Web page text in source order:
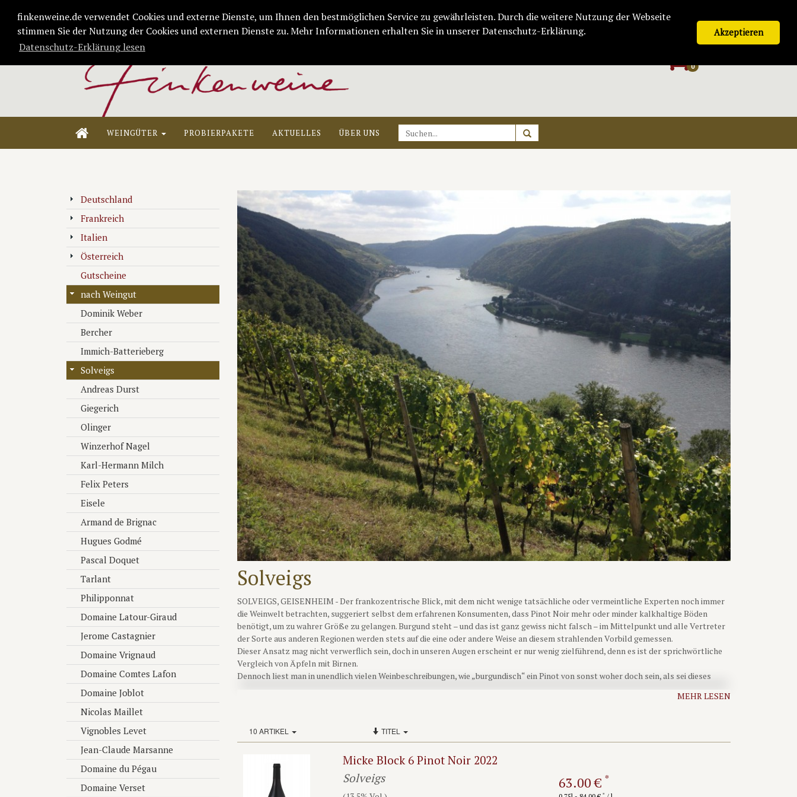
finkenweine.de verwendet Cookies und externe Dienste, um Ihnen den bestmöglichen Service zu gewährleisten. Durch die weitere Nutzung der Webseite
stimmen Sie der Nutzung der Cookies und externen Dienste zu. Mehr Informationen erhalten Sie in unserer Datenschutz-Erklärung.
Datenschutz-Erklärung lesen
Akzeptieren
Ihr Konto bei Finkenweine
0
WEINGÜTER PROBIERPAKETE AKTUELLES ÜBER UNS
Deutschland
Frankreich
Italien
Österreich
Gutscheine
nach Weingut
Dominik Weber
Bercher
Immich-Batterieberg
Solveigs
Andreas Durst
Giegerich
Olinger
Winzerhof Nagel
Karl-Hermann Milch
Felix Peters
Eisele
Armand de Brignac
Hugues Godmé
Pascal Doquet
Tarlant
Philipponnat
Domaine Latour-Giraud
Jerome Castagnier
Domaine Vrignaud
Domaine Comtes Lafon
Domaine Joblot
Nicolas Maillet
Vignobles Levet
Jean-Claude Marsanne
Domaine du Pégau
Domaine Verset
Solveigs
SOLVEIGS, GEISENHEIM - Der frankozentrische Blick, mit dem nicht wenige tatsächliche oder vermeintliche Experten noch immer
die Weinwelt betrachten, suggeriert selbst dem erfahrenen Konsumenten, dass Pinot Noir mehr oder minder kalkhaltige Böden
benötigt, um zu wahrer Größe zu gelangen. Burgund steht – und das ist ganz gewiss nicht falsch – im Mittelpunkt und alle Vertreter
der Sorte aus anderen Regionen werden stets auf die eine oder andere Weise an diesem strahlenden Vorbild gemessen.
Dieser Ansatz mag nicht verwerflich sein, doch in unseren Augen erscheint er nur wenig zielführend, denn es ist der sprichwörtliche
Vergleich von Äpfeln mit Birnen.
Dennoch liest man in unendlich vielen Weinbeschreibungen, wie „burgundisch“ ein Pinot von sonst woher doch sein, als sei dieses
diese Herangehensweise noch, indem sie ganz bewusst „burgundische“ Weine zu erzeugen suchen, ohne dies wie gesagt klar definieren
Jens Heinemeyer von Solveigs ist definitiv keiner dieser Winzer, denn seine gesamte Kollektion hat nicht den Anspruch, die Stilistik
zu erfahren und versiert, so dass er erkennt, dass so etwas schlicht nicht möglich und erst recht nicht erstrebenswert wäre:
Seine Burgunder wachsen nämlich allesamt auf Schiefer, dem absolut „unburgundischsten“ aller Untergründe, ist er doch
urteutonische Heimat der großen Rieslinge von Rhein und Mosel. Und so sollen sie denn in seinen Augen auch schmecken wie Weine
MEHR LESEN
10 ARTIKEL TITEL
Micke Block 6 Pinot Noir 2022
Solveigs
63.00 € *
*